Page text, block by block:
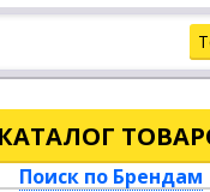
КАТАЛОГ
Поиск по Брендам